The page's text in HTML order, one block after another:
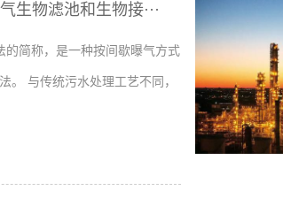
生物滤池和生物接···
的简称，是一种按间歇曝气方式
。 与传统污水处理工艺不同，